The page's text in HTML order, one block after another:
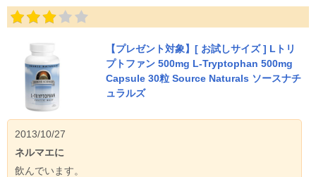
【プレゼント対象】[ お試しサイズ ] Lトリ
プトファン 500mg L-Tryptophan 500mg
Capsule 30粒 Source Naturals ソースナチ
ュラルズ
2013/10/27
ネルマエに
飲んでいます。